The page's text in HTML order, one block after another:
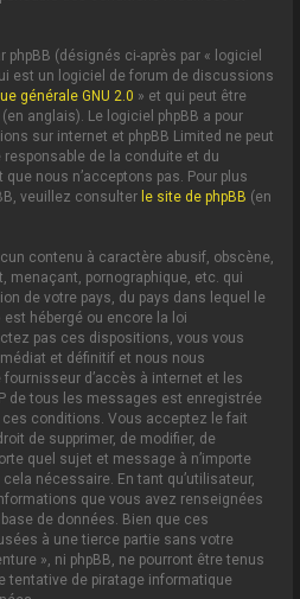
phpBB (désignés ci-après par « logiciel
est un logiciel de forum de discussions
générale GNU 2.0 » et qui peut être
(en anglais). Le logiciel phpBB a pour
sur internet et phpBB Limited ne peut
de la conduite et du
nous n’acceptons pas. Pour plus
veuillez consulter le site de phpBB (en
contenu à caractère abusif, obscène,
menaçant, pornographique, etc. qui
de votre pays, du pays dans lequel le
est hébergé ou encore la loi
pas ces dispositions, vous vous
et définitif et nous nous
fournisseur d’accès à internet et les
de tous les messages est enregistrée
ces conditions. Vous acceptez le fait
de supprimer, de modifier, de
quel sujet et message à n’importe
nécessaire. En tant qu’utilisateur,
que vous avez renseignées
de données. Bien que ces
à une tierce partie sans votre
», ni phpBB, ne pourront être tenus
tentative de piratage informatique